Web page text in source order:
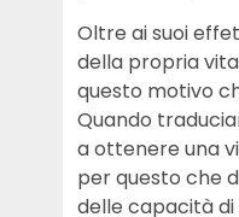
Oltre ai suoi
della propria
questo motivo
Quando
a ottenere una
per questo che
delle capacità di